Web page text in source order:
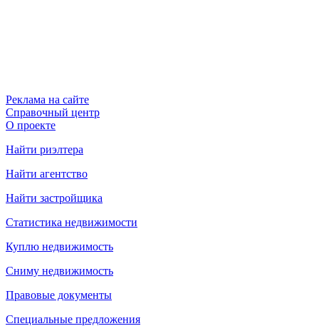
Реклама на сайте
Справочный центр
О проекте
Найти риэлтера
Найти агентство
Найти застройщика
Статистика недвижимости
Куплю недвижимость
Сниму недвижимость
Правовые документы
Специальные предложения